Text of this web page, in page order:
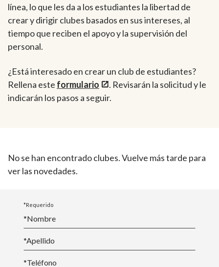
línea, lo que les da a los estudiantes la libertad de
crear y dirigir clubes basados en sus intereses, al
tiempo que reciben el apoyo y la supervisión del
personal.
¿Está interesado en crear un club de estudiantes?
Rellena este formulario
. Revisarán la solicitud y le
indicarán los pasos a seguir.
No se han encontrado clubes. Vuelve más tarde para
ver las novedades.
*Requerido
*Nombre
*Apellido
*Teléfono